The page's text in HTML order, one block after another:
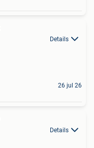
Details
26 jul 26
Details